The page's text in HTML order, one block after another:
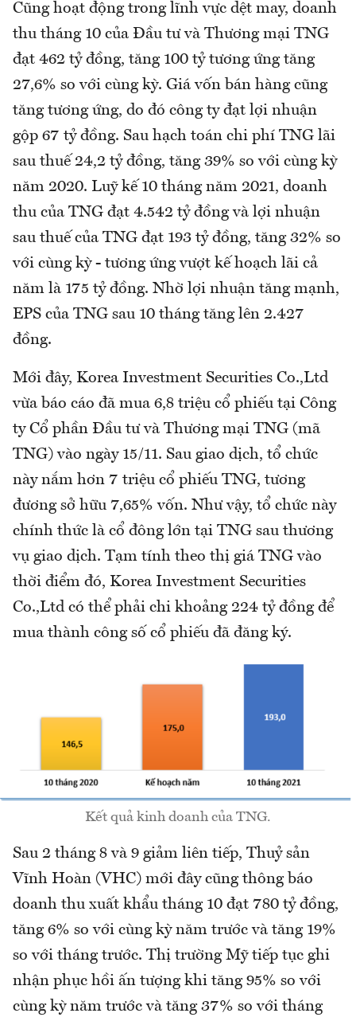
Cũng hoạt động trong lĩnh vực dệt may, doanh
thu tháng 10 của Đầu tư và Thương mại TNG
đạt 462 tỷ đồng, tăng 100 tỷ tương ứng tăng
27,6% so với cùng kỳ. Giá vốn bán hàng cũng
tăng tương ứng, do đó công ty đạt lợi nhuận
gộp 67 tỷ đồng. Sau hạch toán chi phí TNG lãi
sau thuế 24,2 tỷ đồng, tăng 39% so với cùng kỳ
năm 2020. Luỹ kế 10 tháng năm 2021, doanh
thu của TNG đạt 4.542 tỷ đồng và lợi nhuận
sau thuế của TNG đạt 193 tỷ đồng, tăng 32% so
với cùng kỳ - tương ứng vượt kế hoạch lãi cả
năm là 175 tỷ đồng. Nhờ lợi nhuận tăng mạnh,
EPS của TNG sau 10 tháng tăng lên 2.427
đồng.
Mới đây, Korea Investment Securities Co.,Ltd
vừa báo cáo đã mua 6,8 triệu cổ phiếu tại Công
ty Cổ phần Đầu tư và Thương mại TNG (mã
TNG) vào ngày 15/11. Sau giao dịch, tổ chức
này nắm hơn 7 triệu cổ phiếu TNG, tương
đương sở hữu 7,65% vốn. Như vậy, tổ chức này
chính thức là cổ đông lớn tại TNG sau thương
vụ giao dịch. Tạm tính theo thị giá TNG vào
thời điểm đó, Korea Investment Securities
Co.,Ltd có thể phải chi khoảng 224 tỷ đồng để
mua thành công số cổ phiếu đã đăng ký.
Kết quả kinh doanh của TNG.
Sau 2 tháng 8 và 9 giảm liên tiếp, Thuỷ sản
Vĩnh Hoàn (VHC) mới đây cũng thông báo
doanh thu xuất khẩu tháng 10 đạt 780 tỷ đồng,
tăng 6% so với cùng kỳ năm trước và tăng 19%
so với tháng trước. Thị trường Mỹ tiếp tục ghi
nhận phục hồi ấn tượng khi tăng 95% so với
cùng kỳ năm trước và tăng 37% so với tháng